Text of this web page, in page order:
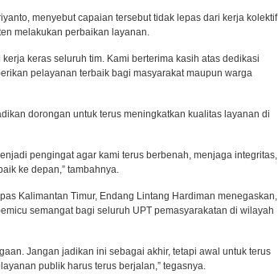
menyebut capaian tersebut tidak lepas dari kerja kolektif
melakukan perbaikan layanan.
keras seluruh tim. Kami berterima kasih atas dedikasi
pelayanan terbaik bagi masyarakat maupun warga
dorongan untuk terus meningkatkan kualitas layanan di
pengingat agar kami terus berbenah, menjaga integritas,
ke depan,” tambahnya.
Kalimantan Timur, Endang Lintang Hardiman menegaskan,
semangat bagi seluruh UPT pemasyarakatan di wilayah
Jangan jadikan ini sebagai akhir, tetapi awal untuk terus
publik harus terus berjalan,” tegasnya.